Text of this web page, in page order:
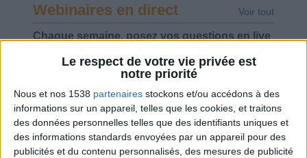
Le respect de votre vie privée est
notre priorité
Nous et nos 1538 partenaires stockons et/ou accédons à des
informations sur un appareil, telles que les cookies, et traitons
des données personnelles telles que des identifiants uniques et
des informations standards envoyées par un appareil pour des
publicités et du contenu personnalisés, des mesures de publicité
Webinaires en direct Voir tout
Chaque semaine, posez vos questions en live
Jean-Michel et les diététiciennes du